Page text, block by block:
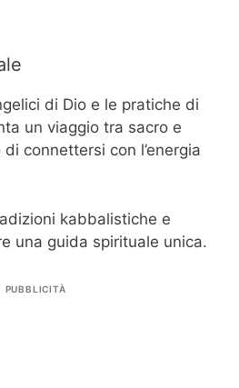
di Dio e le pratiche di
un viaggio tra sacro e
connettersi con l’energia
kabbalistiche e
una guida spirituale unica.
PUBBLICITÀ